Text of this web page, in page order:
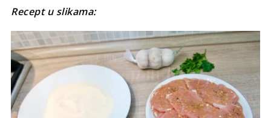
Recept u slikama: